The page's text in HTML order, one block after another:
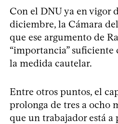
Con el DNU ya en vigor
diciembre, la Cámara
que ese argumento de
“importancia” suficiente
la medida cautelar.
Entre otros puntos, el
prolonga de tres a ocho
que un trabajador está